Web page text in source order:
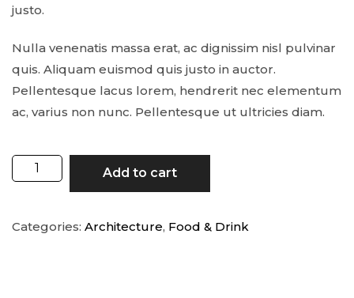
justo.
Nulla venenatis massa erat, ac dignissim nisl pulvinar
quis. Aliquam euismod quis justo in auctor.
Pellentesque lacus lorem, hendrerit nec elementum
ac, varius non nunc. Pellentesque ut ultricies diam.
Add to cart
Categories: Architecture, Food & Drink